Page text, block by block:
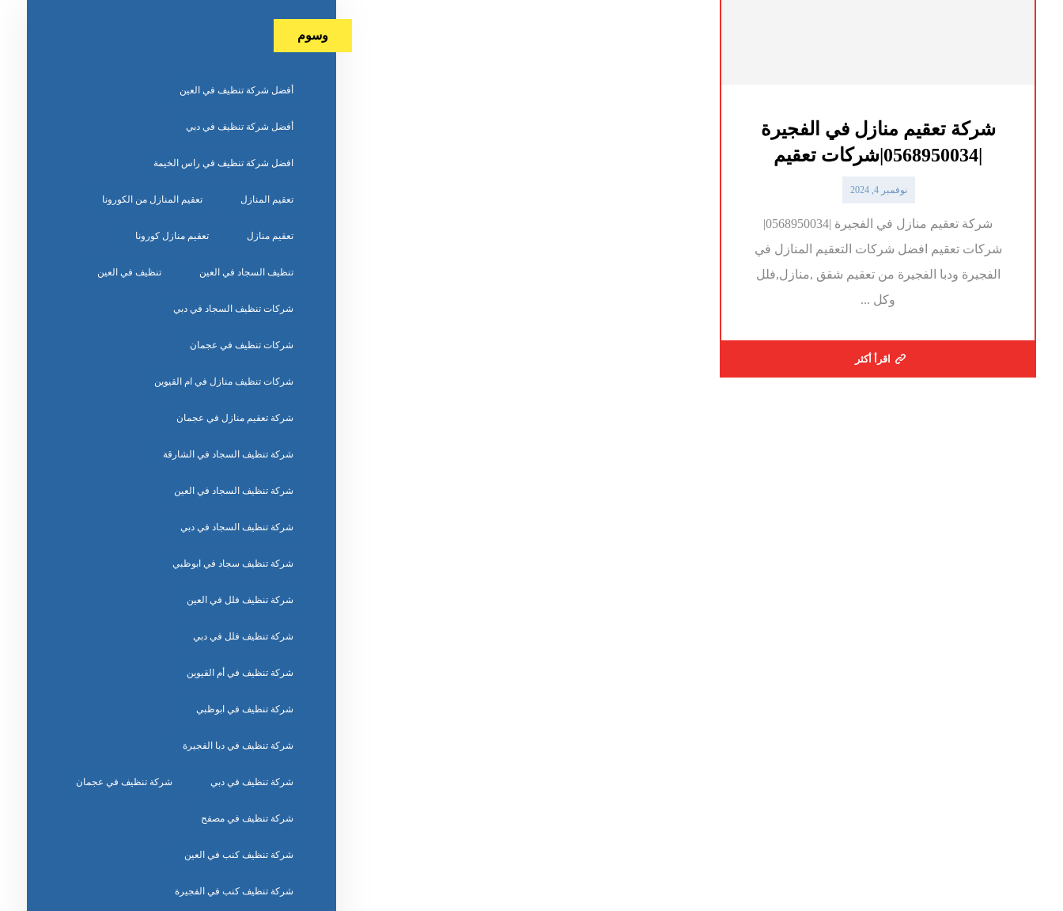
شركة تعقيم منازل في الفجيرة
نوفمبر 4, 2024
شركة تعقيم منازل في الفجيرة |0568950034|
شركات تعقيم افضل شركات التعقيم المنازل في
الفجيرة ودبا الفجيرة من تعقيم شقق ,منازل,فلل
وكل ...
اقرأ أكثر
وسوم
أفضل شركة تنظيف في العين
أفضل شركة تنظيف في دبي
افضل شركة تنظيف في راس الخيمة
تعقيم المنازل تعقيم المنازل من الكورونا
تعقيم منازل تعقيم منازل كورونا
تنظيف السجاد في العين تنظيف في العين
شركات تنظيف السجاد في دبي
شركات تنظيف في عجمان
شركات تنظيف منازل في ام القيوين
شركة تعقيم منازل في عجمان
شركة تنظيف السجاد في الشارقة
شركة تنظيف السجاد في العين
شركة تنظيف السجاد في دبي
شركة تنظيف سجاد في ابوظبي
شركة تنظيف فلل في العين
شركة تنظيف فلل في دبي
شركة تنظيف في أم القيوين
شركة تنظيف في ابوظبي
شركة تنظيف في دبا الفجيرة
شركة تنظيف في دبي شركة تنظيف في عجمان
شركة تنظيف في مصفح
شركة تنظيف كنب في العين
شركة تنظيف كنب في الفجيرة